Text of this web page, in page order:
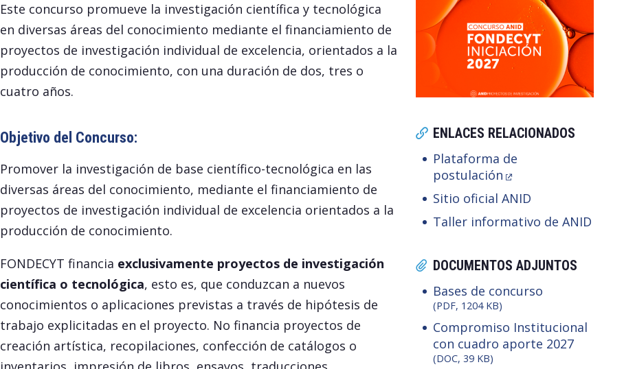
ENLACES RELACIONADOS
Plataforma de
postulación
Sitio oficial ANID
Taller informativo de ANID
DOCUMENTOS ADJUNTOS
Bases de concurso
(PDF, 1204 KB)
Compromiso Institucional
con cuadro aporte 2027
(DOC, 39 KB)
Este concurso promueve la investigación científica y tecnológica
en diversas áreas del conocimiento mediante el financiamiento de
proyectos de investigación individual de excelencia, orientados a la
producción de conocimiento, con una duración de dos, tres o
cuatro años.
Objetivo del Concurso:
Promover la investigación de base científico-tecnológica en las
diversas áreas del conocimiento, mediante el financiamiento de
proyectos de investigación individual de excelencia orientados a la
producción de conocimiento.
FONDECYT financia exclusivamente proyectos de investigación
científica o tecnológica, esto es, que conduzcan a nuevos
conocimientos o aplicaciones previstas a través de hipótesis de
trabajo explicitadas en el proyecto. No financia proyectos de
creación artística, recopilaciones, confección de catálogos o